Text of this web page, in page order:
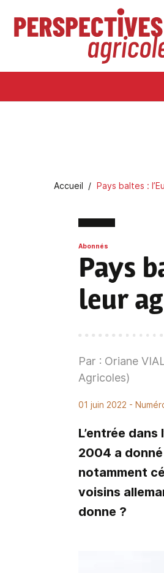
Aller au contenu principal
Fil d'Ariane
Accueil Pays baltes :
Abonnés
Pays
leur
Par : Oriane
Agricoles)
01 juin 2022 -
L’entrée
2004 a
notamment
voisins
donne ?